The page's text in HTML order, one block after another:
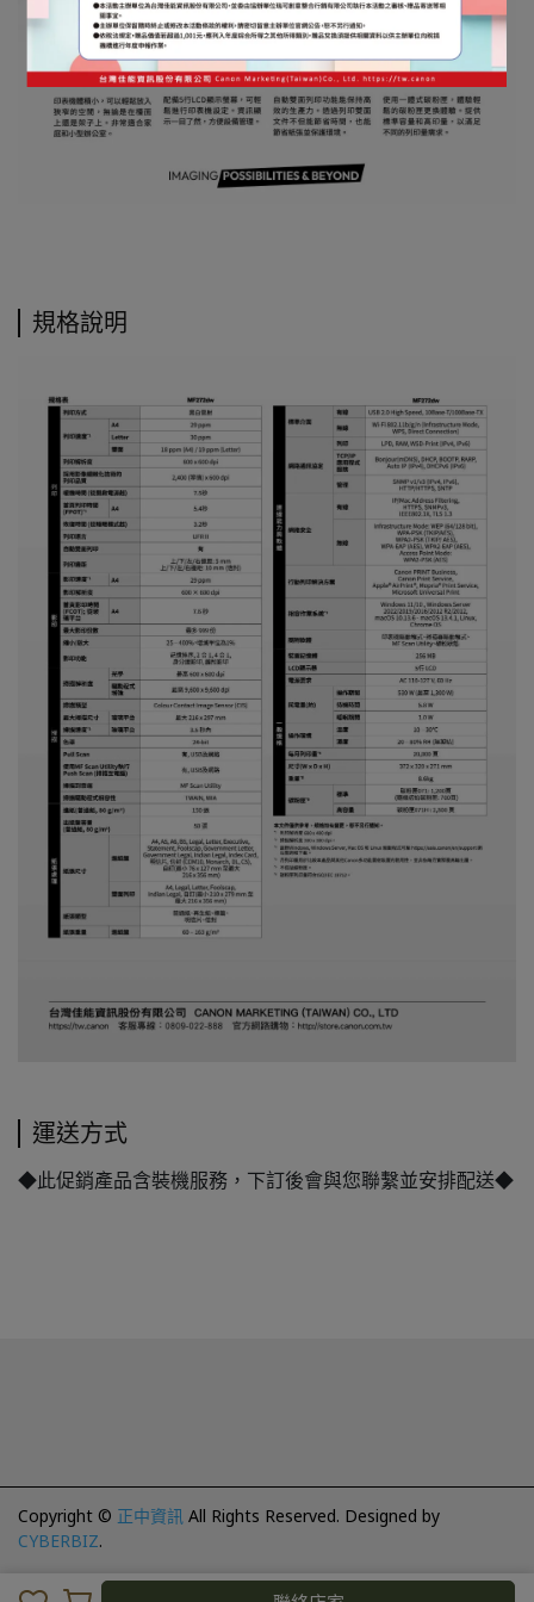
規格說明
運送方式
◆此促銷產品含裝機服務，下訂後會與您聯繫並安排配送◆
Copyright © 正中資訊 All Rights Reserved. Designed by
CYBERBIZ.